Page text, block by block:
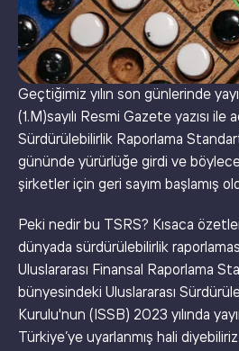
Geçtiğimiz yılın son günlerinde
(1.M)sayılı Resmi Gazete yazısı ile
Sürdürülebilirlik Raporlama
gününde yürürlüğe girdi ve
şirketler için geri sayım başlamış
Peki nedir bu TSRS? Kısaca
dünyada sürdürülebilirlik
Uluslararası Finansal Raporlama
bünyesindeki Uluslararası
Kurulu'nun (ISSB) 2023 yılında
Türkiye’ye uyarlanmış hali